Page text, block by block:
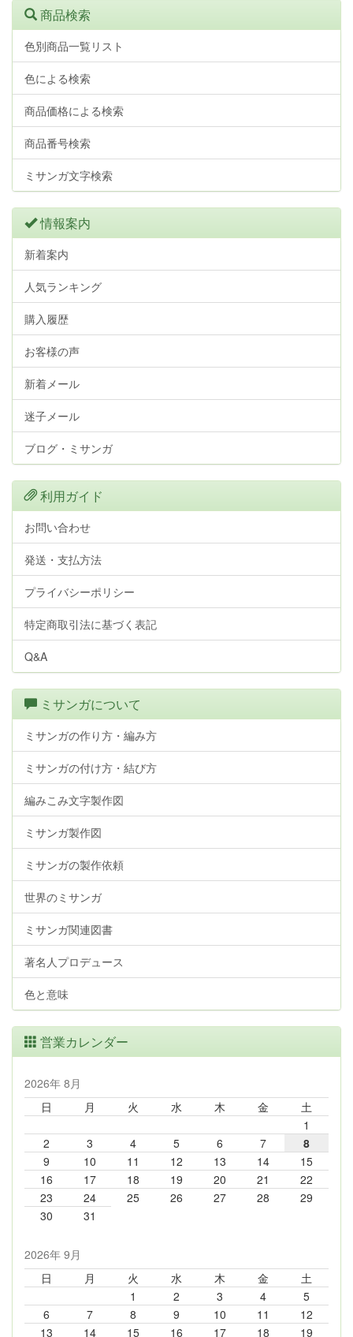
商品検索
色別商品一覧リスト
色による検索
商品価格による検索
商品番号検索
ミサンガ文字検索
情報案内
新着案内
人気ランキング
購入履歴
お客様の声
新着メール
迷子メール
ブログ・ミサンガ
利用ガイド
お問い合わせ
発送・支払方法
プライバシーポリシー
特定商取引法に基づく表記
Q&A
ミサンガについて
ミサンガの作り方・編み方
ミサンガの付け方・結び方
編みこみ文字製作図
ミサンガ製作図
ミサンガの製作依頼
世界のミサンガ
ミサンガ関連図書
著名人プロデュース
色と意味
営業カレンダー
2026年 8月
日
月 火 水 木 金
土
1
2
3 4 5 6 7
8
9
10 11 12 13 14
15
16
17 18 19 20 21
22
23
24 25 26 27 28
29
30
31
2026年 9月
日
月 火 水 木 金
土
1
2 3 4
5
6
7 8 9 10 11
12
13
14 15 16 17 18 19